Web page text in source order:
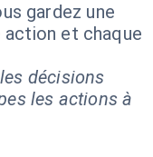
gardez une
et chaque
décisions
les actions à